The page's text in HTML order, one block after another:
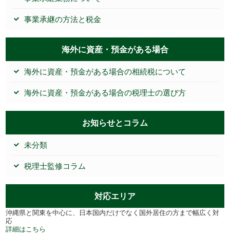
事業承継の方法と税金
海外に資産・預金がある場合
海外に資産・預金がある場合の相続税について
海外に資産・預金がある場合の税理士の選び方
お知らせとコラム
未分類
税理士監修コラム
対応エリア
沖縄県と関東を中心に、日本国内だけでなく国外居住の方まで幅広く対
応
詳細はこちら